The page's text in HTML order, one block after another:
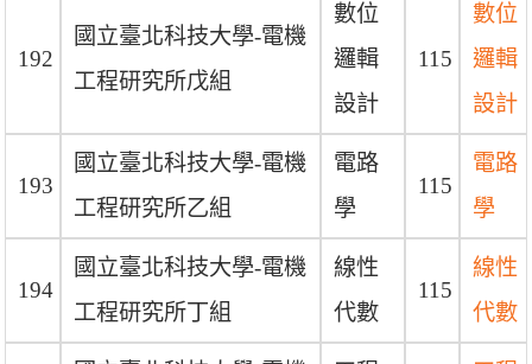
192
國立臺北科技大學-電機
工程研究所戊組
數位
邏輯
設計
115
數位
邏輯
設計
193
國立臺北科技大學-電機
工程研究所乙組
電路
學
115
電路
學
194
國立臺北科技大學-電機
工程研究所丁組
線性
代數
115
線性
代數